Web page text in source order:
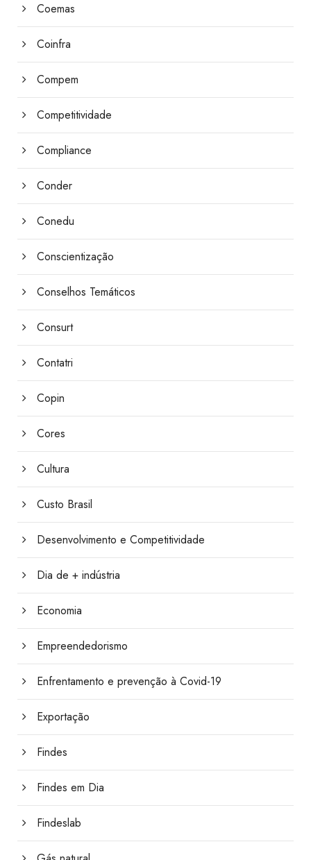
Coemas
Coinfra
Compem
Competitividade
Compliance
Conder
Conedu
Conscientização
Conselhos Temáticos
Consurt
Contatri
Copin
Cores
Cultura
Custo Brasil
Desenvolvimento e Competitividade
Dia de + indústria
Economia
Empreendedorismo
Enfrentamento e prevenção à Covid-19
Exportação
Findes
Findes em Dia
Findeslab